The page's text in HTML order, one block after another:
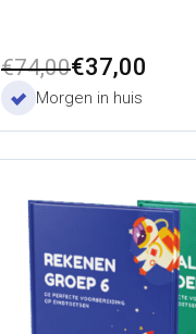
€74,00
Oorspronkelijke
prijs
€37,00
Huidige
prijsMorgen in huis